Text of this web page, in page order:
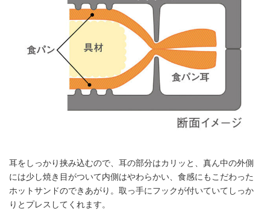
耳をしっかり挟み込むので、耳の部分はカリッと、真ん中の外側
には少し焼き目がついて内側はやわらかい、食感にもこだわった
ホットサンドのできあがり。取っ手にフックが付いていてしっか
りとプレスしてくれます。